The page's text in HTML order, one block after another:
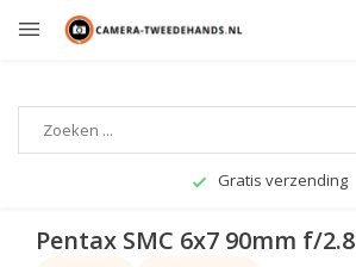
Gratis verzending
Pentax SMC 6x7 90mm f/2.8